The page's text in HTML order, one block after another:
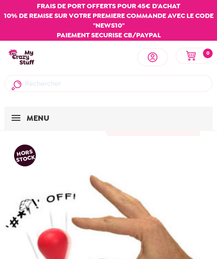
FRAIS DE PORT OFFERTS POUR 45€ D'ACHAT
10% DE REMISE SUR VOTRE PREMIERE COMMANDE AVEC LE CODE
"NEWS10"
PAIEMENT SECURISE CB/PAYPAL
0
MENU
HORS
STOCK